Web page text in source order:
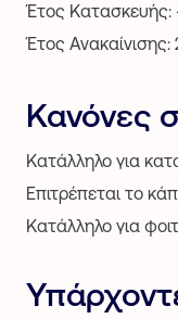
Έτος Κατασκευής:
Έτος Ανακαίνισης:
Κανόνες
Κατάλληλο για
Επιτρέπεται το
Κατάλληλο για